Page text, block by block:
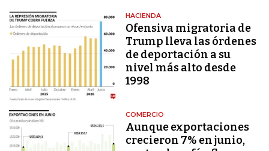
HACIENDA
Ofensiva migratoria de
Trump lleva las órdenes
de deportación a su
nivel más alto desde
1998
COMERCIO
Aunque exportaciones
crecieron 7% en junio,